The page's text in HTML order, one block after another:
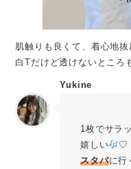
肌触りも良くて、着心地抜
白Tだけど透けないところ
Yukine
1枚でサラ
嬉しい
♡
スタバに行